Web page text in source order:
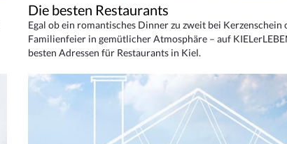
Die besten Restaurants
Egal ob ein romantisches Dinner zu zweit bei Kerzenschein
Familienfeier in gemütlicher Atmosphäre – auf
besten Adressen für Restaurants in Kiel.